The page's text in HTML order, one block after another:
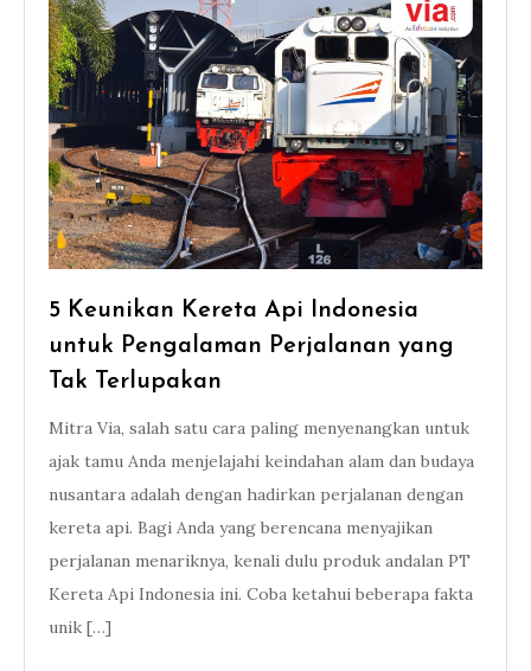
5 Keunikan Kereta Api Indonesia
untuk Pengalaman Perjalanan yang
Tak Terlupakan
Mitra Via, salah satu cara paling menyenangkan untuk
ajak tamu Anda menjelajahi keindahan alam dan budaya
nusantara adalah dengan hadirkan perjalanan dengan
kereta api. Bagi Anda yang berencana menyajikan
perjalanan menariknya, kenali dulu produk andalan PT
Kereta Api Indonesia ini. Coba ketahui beberapa fakta
unik […]